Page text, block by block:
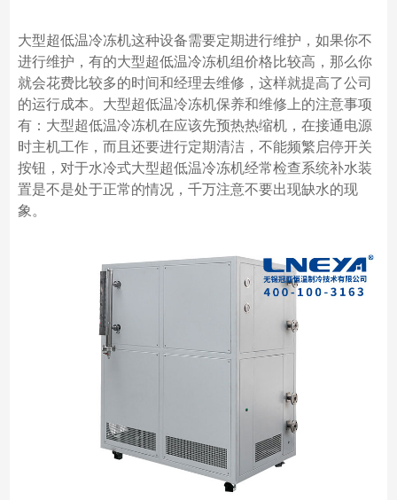
大型超低温冷冻机这种设备需要定期进行维护，如果你不
进行维护，有的大型超低温冷冻机组价格比较高，那么你
就会花费比较多的时间和经理去维修，这样就提高了公司
的运行成本。大型超低温冷冻机保养和维修上的注意事项
有：大型超低温冷冻机在应该先预热热缩机，在接通电源
时主机工作，而且还要进行定期清洁，不能频繁启停开关
按钮，对于水冷式大型超低温冷冻机经常检查系统补水装
置是不是处于正常的情况，千万注意不要出现缺水的现
象。